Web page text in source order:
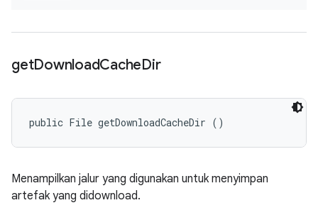
getDownloadCacheDir
public File getDownloadCacheDir ()
Menampilkan jalur yang digunakan untuk menyimpan
artefak yang didownload.